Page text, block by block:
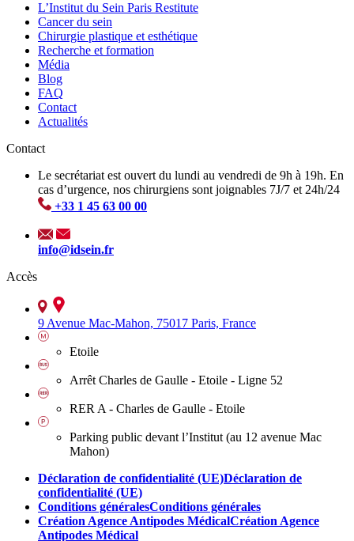
L’Institut du Sein Paris Restitute
Cancer du sein
Chirurgie plastique et esthétique
Recherche et formation
Média
Blog
FAQ
Contact
Actualités
Contact
Le secrétariat est ouvert du lundi au vendredi de 9h à 19h. En
cas d’urgence, nos chirurgiens sont joignables 7J/7 et 24h/24
+33 1 45 63 00 00
info@idsein.fr
Accès
9 Avenue Mac-Mahon, 75017 Paris, France
Etoile
Arrêt Charles de Gaulle - Etoile - Ligne 52
RER A - Charles de Gaulle - Etoile
Parking public devant l’Institut (au 12 avenue Mac
Mahon)
Déclaration de confidentialité (UE)Déclaration de
confidentialité (UE)
Conditions généralesConditions générales
Création Agence Antipodes MédicalCréation Agence
Antipodes Médical